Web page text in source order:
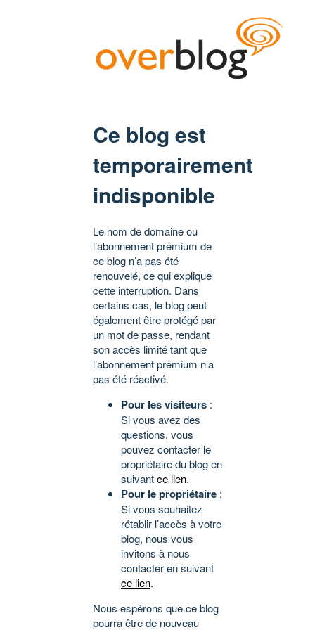
Ce blog est
temporairement
indisponible
Le nom de domaine ou
l’abonnement premium de
ce blog n’a pas été
renouvelé, ce qui explique
cette interruption. Dans
certains cas, le blog peut
également être protégé par
un mot de passe, rendant
son accès limité tant que
l’abonnement premium n’a
pas été réactivé.
Pour les visiteurs :
Si vous avez des
questions, vous
pouvez contacter le
propriétaire du blog en
suivantce lien.
Pour le propriétaire :
Si vous souhaitez
rétablir l’accès à votre
blog, nous vous
invitons à nous
contacter en suivant
ce lien.
Nous espérons que ce blog
pourra être de nouveau